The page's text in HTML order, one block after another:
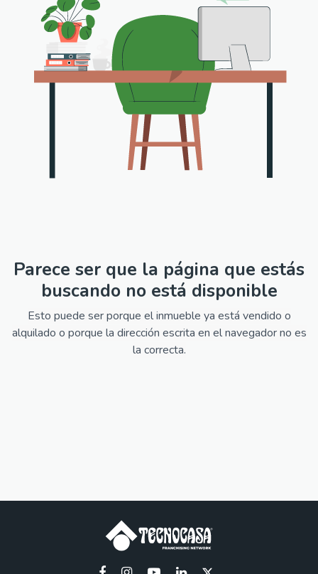
Parece ser que la página que estás
buscando no está disponible
Esto puede ser porque el inmueble ya está vendido o
alquilado o porque la dirección escrita en el navegador no es
la correcta.